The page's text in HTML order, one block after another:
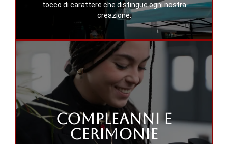
tocco di carattere che distingue ogni nostra
creazione.
Catering aziendale
Compleanni e
cerimonie
Per maggiori
informazioni